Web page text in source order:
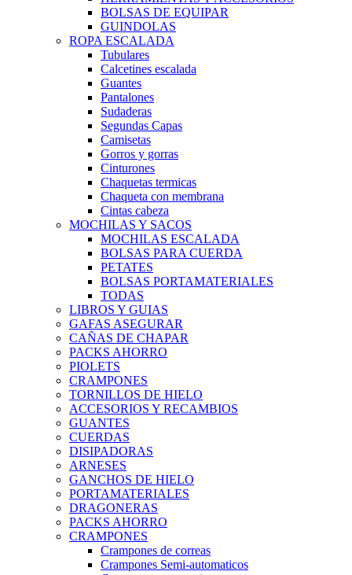
BOLSAS DE EQUIPAR
GUINDOLAS
ROPA ESCALADA
Tubulares
Calcetines escalada
Guantes
Pantalones
Sudaderas
Segundas Capas
Camisetas
Gorros y gorras
Cinturones
Chaquetas termicas
Chaqueta con membrana
Cintas cabeza
MOCHILAS Y SACOS
MOCHILAS ESCALADA
BOLSAS PARA CUERDA
PETATES
BOLSAS PORTAMATERIALES
TODAS
LIBROS Y GUIAS
GAFAS ASEGURAR
CAÑAS DE CHAPAR
PACKS AHORRO
PIOLETS
CRAMPONES
TORNILLOS DE HIELO
ACCESORIOS Y RECAMBIOS
GUANTES
CUERDAS
DISIPADORAS
ARNESES
GANCHOS DE HIELO
PORTAMATERIALES
DRAGONERAS
PACKS AHORRO
CRAMPONES
Crampones de correas
Crampones Semi-automaticos